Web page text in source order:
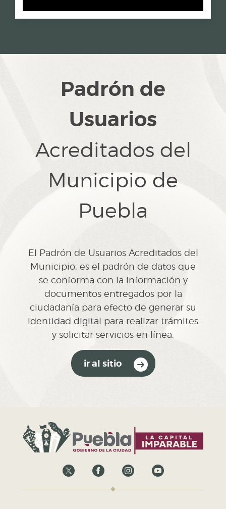
Padrón de
Usuarios
Acreditados del
Municipio de
Puebla
El Padrón de Usuarios Acreditados del
Municipio, es el padrón de datos que
se conforma con la información y
documentos entregados por la
ciudadanía para efecto de generar su
identidad digital para realizar trámites
y solicitar servicios en línea.
ir al sitio